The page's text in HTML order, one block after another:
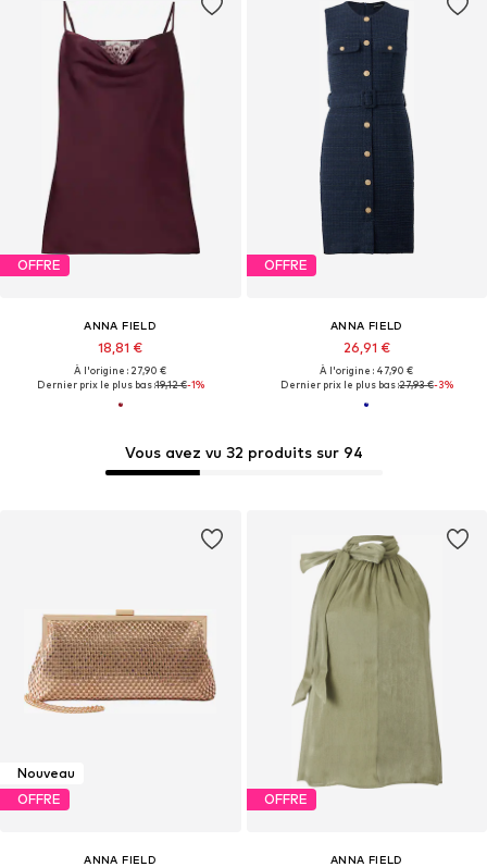
Vous avez vu 32 produits sur 94
OFFRE
ANNA FIELD
18,81 €
À l'origine : 27,90 €
Dernier prix le plus bas :19,12 €-1%
OFFRE
ANNA FIELD
26,91 €
À l'origine : 47,90 €
Dernier prix le plus bas :27,93 €-3%
Nouveau
OFFRE
ANNA FIELD
OFFRE
ANNA FIELD